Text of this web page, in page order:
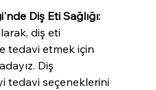
Diş Eti Sağlığı:
diş eti
tedavi etmek için
Diş
tedavi seçeneklerini